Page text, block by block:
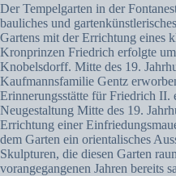
Der Tempelgarten in der
bauliches und
Gartens mit der Errichtung eines
Kronprinzen Friedrich erfolgte
Knobelsdorff. Mitte des 19.
Kaufmannsfamilie Gentz
Erinnerungsstätte für Friedrich II.
Neugestaltung Mitte des 19.
Errichtung einer
dem Garten ein orientalisches
Skulpturen, die diesen Garten
vorangegangenen Jahren bereits